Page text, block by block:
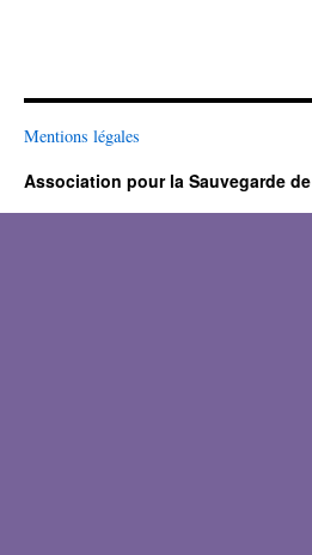
Mentions légales
Association pour la Sauvegarde